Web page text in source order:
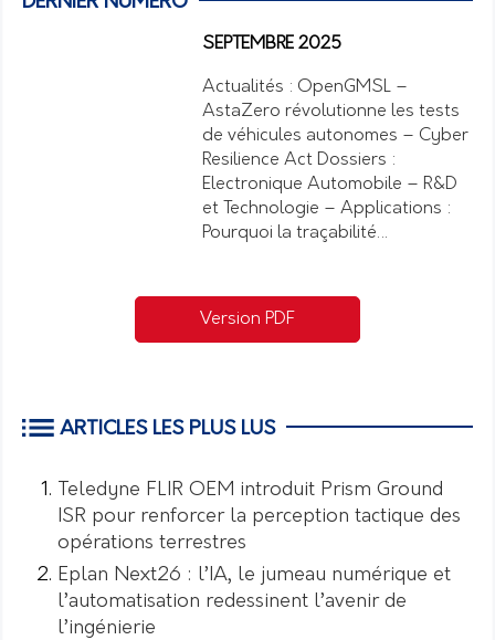
SEPTEMBRE 2025
Actualités : OpenGMSL –
AstaZero révolutionne les tests
de véhicules autonomes – Cyber
Resilience Act Dossiers :
Electronique Automobile – R&D
et Technologie – Applications :
Pourquoi la traçabilité…
Version PDF
ARTICLES LES PLUS LUS
Teledyne FLIR OEM introduit Prism Ground
ISR pour renforcer la perception tactique des
opérations terrestres
Eplan Next26 : l’IA, le jumeau numérique et
l’automatisation redessinent l’avenir de
l’ingénierie